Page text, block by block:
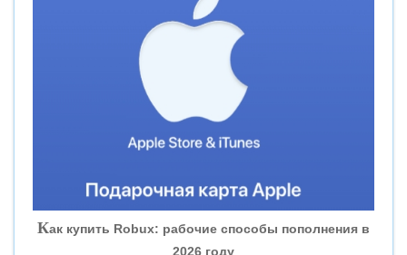
«ВНЕШПРОМБАНК»
«БАНК ГЛОБЭКС»
«СОВКОМБАНК»
Как купить Robux: рабочие способы пополнения в
2026 году